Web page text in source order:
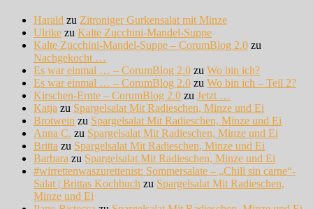
Harald zu Zitroniger Gurkensalat mit Minze
Ulrike zu Kalte Zucchini-Mandel-Suppe
Kalte Zucchini-Mandel-Suppe – CorumBlog 2.0 zu
Nachgekocht …
Es war einmal … – CorumBlog 2.0 zu Wo bin ich?
Es war einmal … – CorumBlog 2.0 zu Wo bin ich – Teil 2?
Kirschen-Ernte – CorumBlog 2.0 zu Jetzt …
Katja zu Spargelsalat Mit Radieschen, Minze und Ei
Brotwein zu Spargelsalat Mit Radieschen, Minze und Ei
Anna C. zu Spargelsalat Mit Radieschen, Minze und Ei
Britta zu Spargelsalat Mit Radieschen, Minze und Ei
Barbara zu Spargelsalat Mit Radieschen, Minze und Ei
#wirrettenwaszurettenist: Sommersalate – „Chili sin carne“-
Salat | Brittas Kochbuch zu Spargelsalat Mit Radieschen,
Minze und Ei